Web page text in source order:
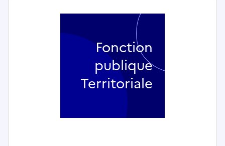
Fonction
publique
Territoriale